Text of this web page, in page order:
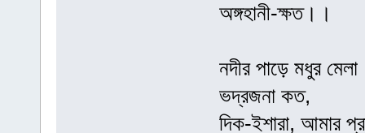
অঙ্গহানী-ক্ষত।।
নদীর পাড়ে মধুর মেলা
ভদ্রজনা কত,
দিক-ইশারা, আমার